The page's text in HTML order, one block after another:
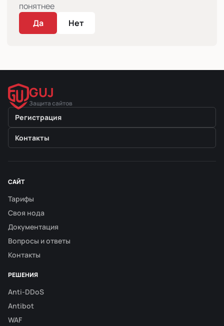
понятнее
Да
Нет
GUJ
Защита сайтов
Регистрация
Контакты
САЙТ
Тарифы
Своя нода
Документация
Вопросы и ответы
Контакты
РЕШЕНИЯ
Anti-DDoS
Antibot
WAF